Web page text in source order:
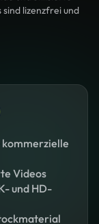
lizenzfrei und
Videos
und HD-